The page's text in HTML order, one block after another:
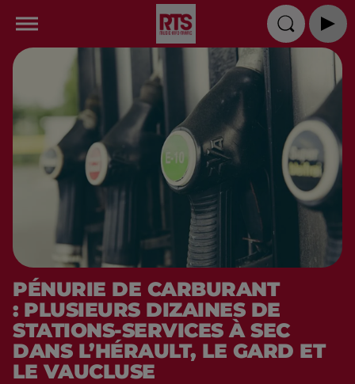
PÉNURIE DE CARBURANT
: PLUSIEURS DIZAINES DE
STATIONS-SERVICES À SEC
DANS L’HÉRAULT, LE GARD ET
LE VAUCLUSE